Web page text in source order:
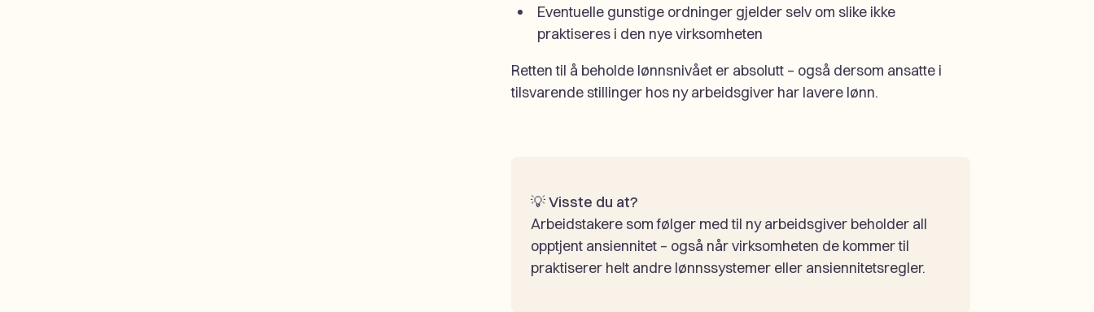
Eventuelle gunstige ordninger gjelder selv om slike ikke
praktiseres i den nye virksomheten
Retten til å beholde lønnsnivået er absolutt – også dersom ansatte i
tilsvarende stillinger hos ny arbeidsgiver har lavere lønn.
💡Visste du at?
Arbeidstakere som følger med til ny arbeidsgiver beholder all
opptjent ansiennitet – også når virksomheten de kommer til
praktiserer helt andre lønnssystemer eller ansiennitetsregler.